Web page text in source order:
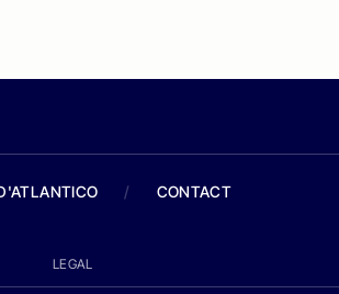
/ CONTACT
LEGAL